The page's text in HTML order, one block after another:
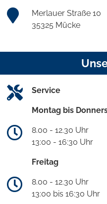
Merlauer Straße 10
35325 Mücke
Service
Montag bis
8.00 - 12.30 Uhr
13:00 - 16:30 Uhr
Freitag
8.00 - 12.30 Uhr
13:00 bis 16:30 Uhr